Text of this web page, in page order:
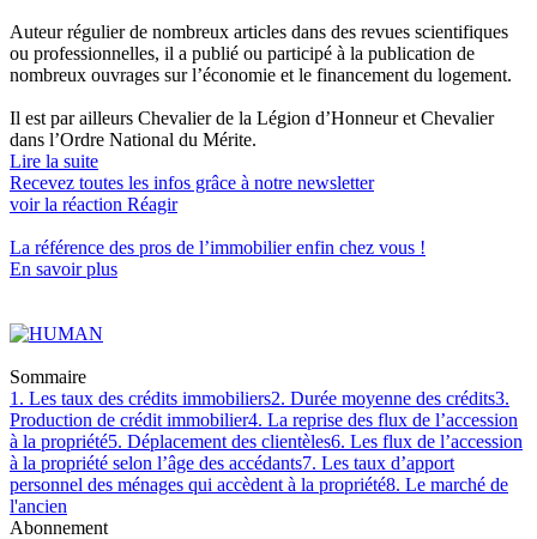
Auteur régulier de nombreux articles dans des revues scientifiques
ou professionnelles, il a publié ou participé à la publication de
nombreux ouvrages sur l’économie et le financement du logement.
Il est par ailleurs Chevalier de la Légion d’Honneur et Chevalier
dans l’Ordre National du Mérite.
Lire la suite
Recevez toutes les infos grâce à notre newsletter
voir la réaction Réagir
La référence des pros de l’immobilierenfin chez vous !
En savoir plus
Sommaire
1. Les taux des crédits immobiliers2. Durée moyenne des crédits3.
Production de crédit immobilier4. La reprise des flux de l’accession
à la propriété5. Déplacement des clientèles6. Les flux de l’accession
à la propriété selon l’âge des accédants7. Les taux d’apport
personnel des ménages qui accèdent à la propriété8. Le marché de
l'ancien
Abonnement